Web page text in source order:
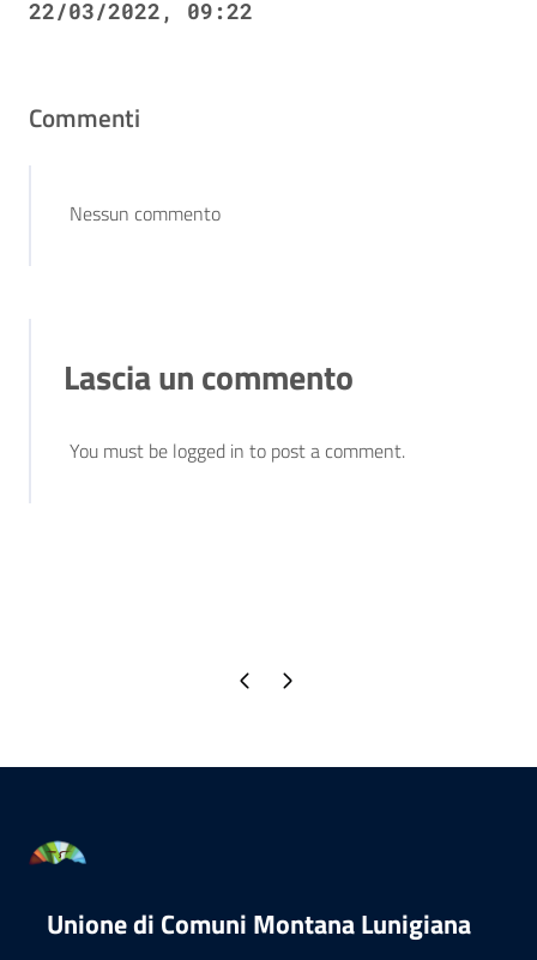
22/03/2022, 09:22
Commenti
Nessun commento
Lascia un commento
You must be logged in to post a comment.
Pagina precedente
Pagina successiva
Unione di Comuni Montana Lunigiana